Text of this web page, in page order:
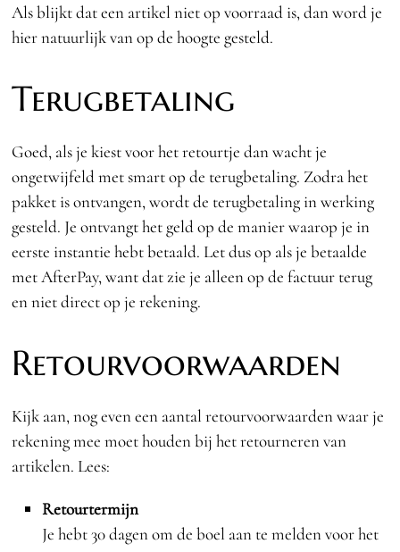
Als blijkt dat een artikel niet op voorraad is, dan word je
hier natuurlijk van op de hoogte gesteld.
Terugbetaling
Goed, als je kiest voor het retourtje dan wacht je
ongetwijfeld met smart op de terugbetaling. Zodra het
pakket is ontvangen, wordt de terugbetaling in werking
gesteld. Je ontvangt het geld op de manier waarop je in
eerste instantie hebt betaald. Let dus op als je betaalde
met AfterPay, want dat zie je alleen op de factuur terug
en niet direct op je rekening.
Retourvoorwaarden
Kijk aan, nog even een aantal retourvoorwaarden waar je
rekening mee moet houden bij het retourneren van
artikelen. Lees:
Retourtermijn
Je hebt 30 dagen om de boel aan te melden voor het